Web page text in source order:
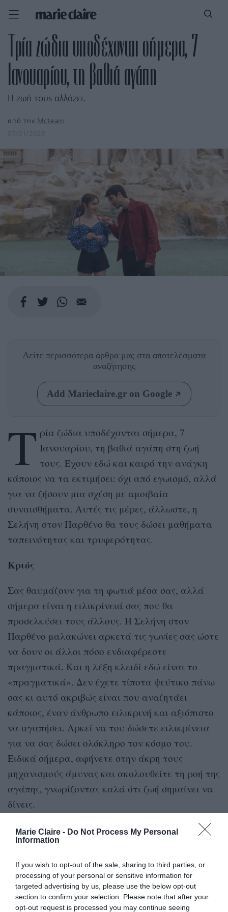
Marie Claire - Do Not Process My Personal
Information
If you wish to opt-out of the sale, sharing to third parties, or
processing of your personal or sensitive information for
targeted advertising by us, please use the below opt-out
section to confirm your selection. Please note that after your
opt-out request is processed you may continue seeing
Τρία ζώδια υποδέχονται σήμερα, 7
Ιανουαρίου, τη βαθιά αγάπη
Η ζωή τους αλλάζει.
από την Mcteam
Δείτε περισσότερα άρθρα μας στα αποτελέσματα
αναζήτησης
Add Marieclaire.gr on Google
Τ ρία ζώδια υποδέχονται σήμερα, 7
Ιανουαρίου, τη βαθιά αγάπη στη ζωή
τους. Έχουν εδώ και καιρό την ανάγκη
κάποιος να τα εκτιμήσει: όχι από εγωισμό, αλλά
για να ζήσουν μια σχέση με αμοιβαία
συναισθήματα. Αυτές τις μέρες, άλλωστε, η
Σελήνη στον Παρθένο θα τους δώσει μαθήματα
ταπεινότητας και τρυφερότητας.
Κριός
Σας θαυμάζουν για τη φωτιά μέσα σας, αλλά
σήμερα είναι η ειλικρίνειά σας που θα
προσελκύσει τους άλλους. Η Σελήνη στον
Παρθένο μαλακώνει αρκετά τις γωνίες σας ώστε
να δουν οι άλλοι πόσο ενδιαφέρεστε
πραγματικά. Και η λέξη κλειδί εδώ είναι το
«πραγματικά». Δεν έχετε τίποτα ψεύτικο πάνω
σας κι αυτό ακριβώς είναι που αναζητάει
κάποιος, έναν άνθρωπο ειλικρινή και αξιόπιστο
να αγαπήσει. Αρκεί να του δώσετε ειλικρίνεια
για να σας δώσει ολόκληρο τον κόσμο του.
Ειδικά σήμερα, αφήνετε στην άκρη τους
μηχανισμούς άμυνας και ακολουθείτε τη ροή της
αγάπης, γνωρίζοντας καλά ότι ζωή σημαίνει να
δίνεις.
Ταύρος
βοηθήσετε κάποιον να ηρεμήσει. Θα του δείξετε
ότι είστε εκεί γι’ αυτόν, ό,τι κι αν συμβεί,
λειτουργώντας σαν φάρος στη ζωή του. Κι αυτό,